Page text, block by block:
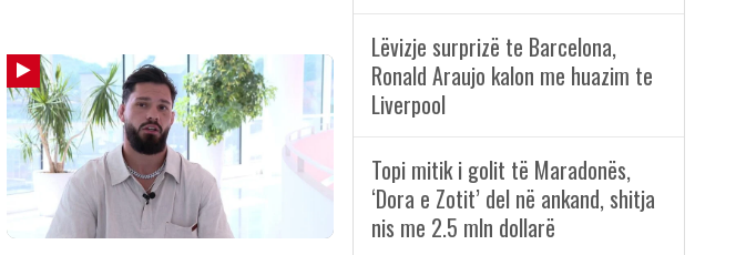
Lëvizje surprizë te Barcelona,
Ronald Araujo kalon me huazim te
Liverpool
Topi mitik i golit të Maradonës,
‘Dora e Zotit’ del në ankand, shitja
nis me 2.5 mln dollarë